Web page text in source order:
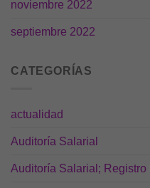
noviembre 2022
septiembre 2022
CATEGORÍAS
actualidad
Auditoría Salarial
Auditoría Salarial; Registro